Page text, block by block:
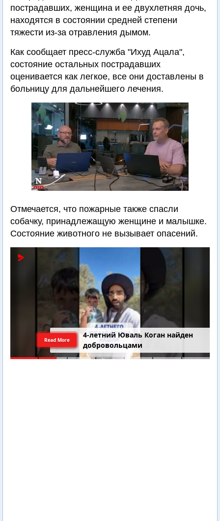
пострадавших, женщина и ее двухлетняя дочь,
находятся в состоянии средней степени
тяжести из-за отравления дымом.
Как сообщает пресс-служба "Ихуд Ацала",
состояние остальных пострадавших
оценивается как легкое, все они доставлены в
больницу для дальнейшего лечения.
Отмечается, что пожарные также спасли
собачку, принадлежащую женщине и малышке.
Состояние животного не вызывает опасений.
4-летний Юваль Коган найден
добровольцами
Read More